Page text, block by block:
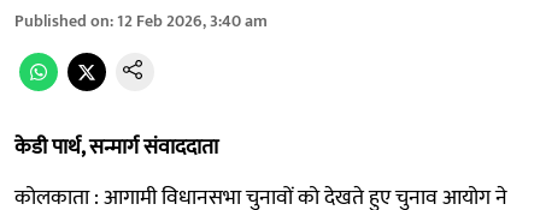
Published on:12 Feb 2026, 3:40 am
केडी पार्थ, सन्मार्ग संवाददाता
कोलकाता : आगामी विधानसभा चुनावों को देखते हुए चुनाव आयोग ने